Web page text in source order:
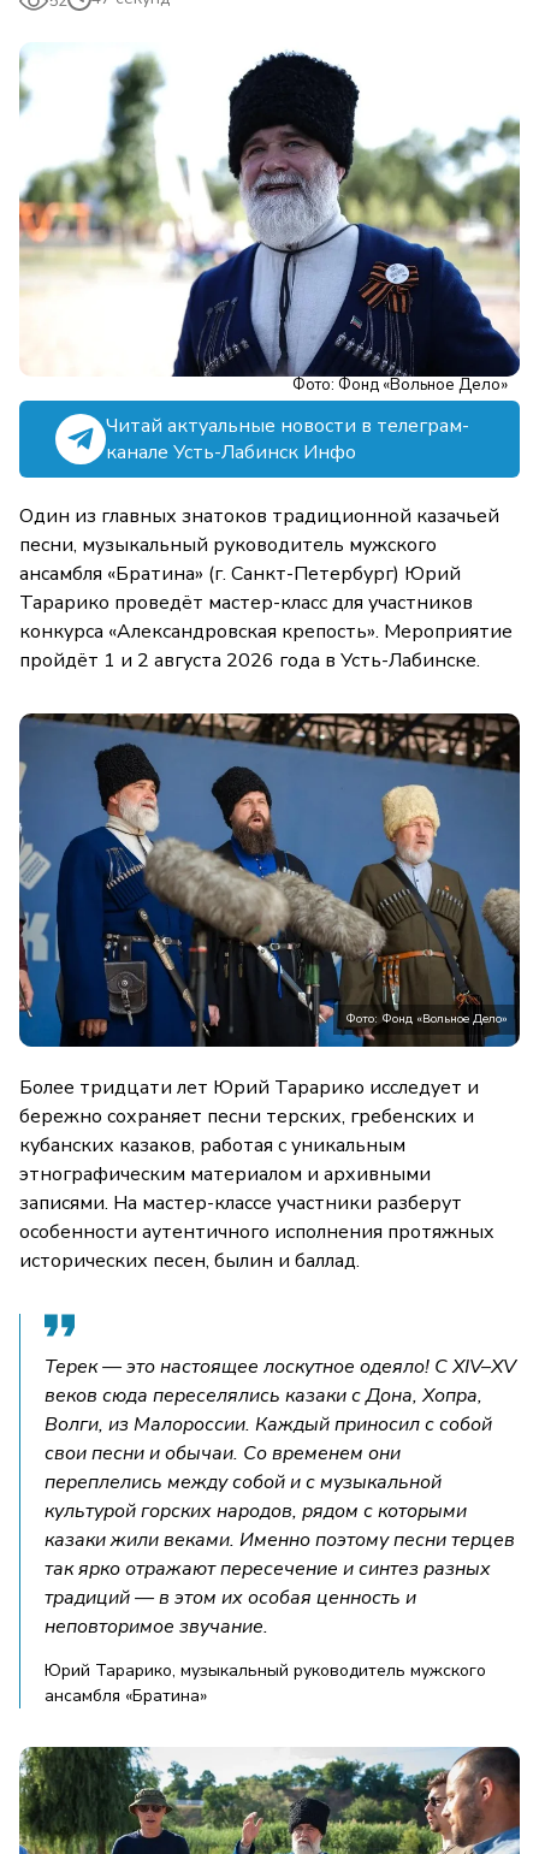
Фото: Фонд «Вольное Дело»
Читай актуальные новости в телеграм-
канале Усть-Лабинск Инфо
Один из главных знатоков традиционной казачьей
песни, музыкальный руководитель мужского
ансамбля «Братина» (г. Санкт-Петербург) Юрий
Тарарико проведёт мастер-класс для участников
конкурса «Александровская крепость». Мероприятие
пройдёт 1 и 2 августа 2026 года в Усть-Лабинске.
Фото: Фонд «Вольное Дело»
Более тридцати лет Юрий Тарарико исследует и
бережно сохраняет песни терских, гребенских и
кубанских казаков, работая с уникальным
этнографическим материалом и архивными
записями. На мастер-классе участники разберут
особенности аутентичного исполнения протяжных
исторических песен, былин и баллад.
Терек — это настоящее лоскутное одеяло! С XIV–XV
веков сюда переселялись казаки с Дона, Хопра,
Волги, из Малороссии. Каждый приносил с собой
свои песни и обычаи. Со временем они
переплелись между собой и с музыкальной
культурой горских народов, рядом с которыми
казаки жили веками. Именно поэтому песни терцев
так ярко отражают пересечение и синтез разных
традиций — в этом их особая ценность и
неповторимое звучание.
Юрий Тарарико, музыкальный руководитель мужского
ансамбля «Братина»